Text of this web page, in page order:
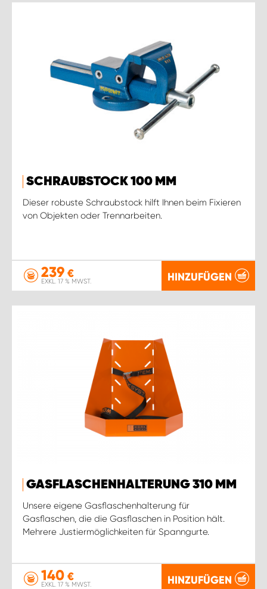
SCHRAUBSTOCK 100 MM
Dieser robuste Schraubstock hilft Ihnen beim Fixieren
von Objekten oder Trennarbeiten.
239 €
EXKL. 17 % MWST. HINZUFÜGEN
GASFLASCHENHALTERUNG 310 MM
Unsere eigene Gasflaschenhalterung für
Gasflaschen, die die Gasflaschen in Position hält.
Mehrere Justiermöglichkeiten für Spanngurte.
140 €
EXKL. 17 % MWST. HINZUFÜGEN